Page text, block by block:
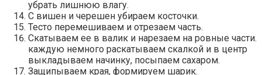
убрать лишнюю влагу.
С вишен и черешен убираем косточки.
Тесто перемешиваем и отрезаем часть.
Скатываем ее в валик и нарезаем на ровные части.
каждую немного раскатываем скалкой и в центр
выкладываем начинку, посыпаем сахаром.
Защипываем края, формируем шарик.